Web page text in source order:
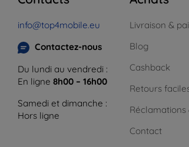
info@top4mobile.eu
Contactez-nous
Du lundi au vendredi :
En ligne 8h00 – 16h00
Samedi et dimanche :
Hors ligne
Livraison &
Blog
Cashback
Retours
Contact